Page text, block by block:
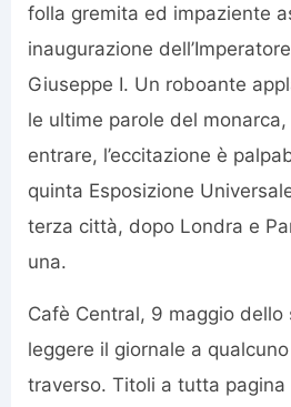
folla gremita ed impaziente
inaugurazione
Giuseppe I. Un roboante
le ultime parole del
entrare, l’eccitazione è
quinta Esposizione
terza città, dopo Londra e
una.
Cafè Central, 9 maggio dello
leggere il giornale a
traverso. Titoli a tutta pagina